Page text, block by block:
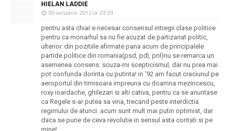
HIELAN LADDIE
30 ianuarie 2012 la 23:59
pentru asta chiar e necesar consensul intregii clase politice
pentru ca monarhul sa nu fie acuzat de partizanat politic,
ulterior. din pozitiile afirmate pana acum de principalele
partide politice din romania(psd, pdl, pnl)nu se remarca un
asemenea consens. scuza-mi scepticismul, dar nu prea mai
pot confunda dorinta cu putinta! in '92 am facut craciunul pe
aeroportul din timisoara impreuna cu doamna mezincescu,
roxy ioardache, ghilezan si alti cativa, pentru ca se anuntase
ca Regele s-ar putea sa vina, trecand peste interdictia
regimului de atunci. acum sunt mult mai putin optimist, dar
daca se pune de ceva revolutie in sensul asta contati si pe
mine!